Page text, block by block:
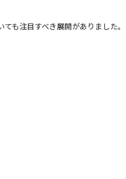
も注目すべき展開がありました。